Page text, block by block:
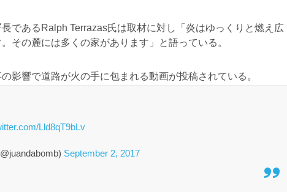
であるRalph Terrazas氏は取材に対し「炎はゆっくりと燃え広
その麓には多くの家があります」と語っている。
影響で道路が火の手に包まれる動画が投稿されている。
Lld8qT9bLv
September 2, 2017